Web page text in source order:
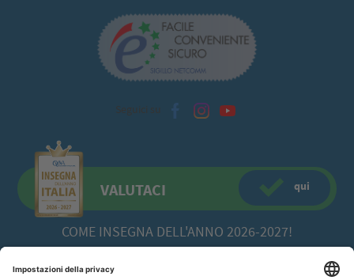
Seguici su
VALUTACI
COME INSEGNA DELL'ANNO 2026-2027!
qui